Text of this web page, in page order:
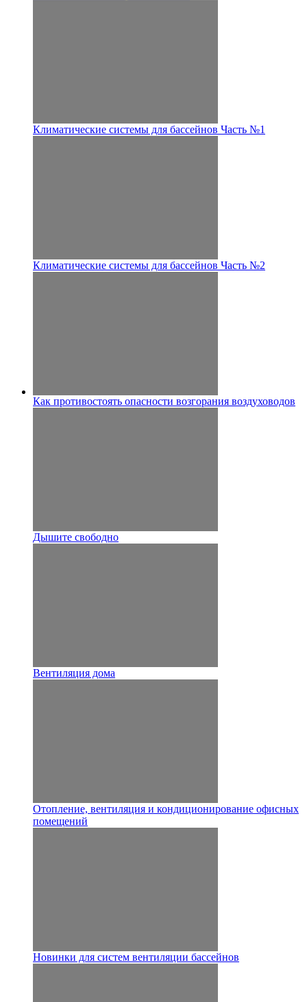
Климатические системы для бассейнов Часть №1
Климатические системы для бассейнов Часть №2
Как противостоять опасности возгорания воздуховодов
Дышите свободно
Вентиляция дома
Отопление, вентиляция и кондиционирование офисных
помещений
Новинки для систем вентиляции бассейнов